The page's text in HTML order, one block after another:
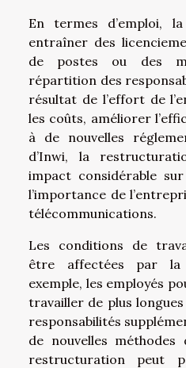
En termes d’emploi,
entraîner des
de postes ou des
répartition des
résultat de l’effort de
les coûts, améliorer
à de nouvelles
d’Inwi, la
impact considérable
l’importance de
télécommunications.
Les conditions de
être affectées par la
exemple, les employés
travailler de plus
responsabilités
de nouvelles
restructuration peut